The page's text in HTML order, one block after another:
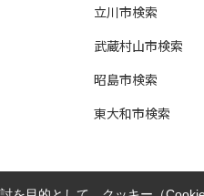
立川市検索
武蔵村山市検索
昭島市検索
東大和市検索